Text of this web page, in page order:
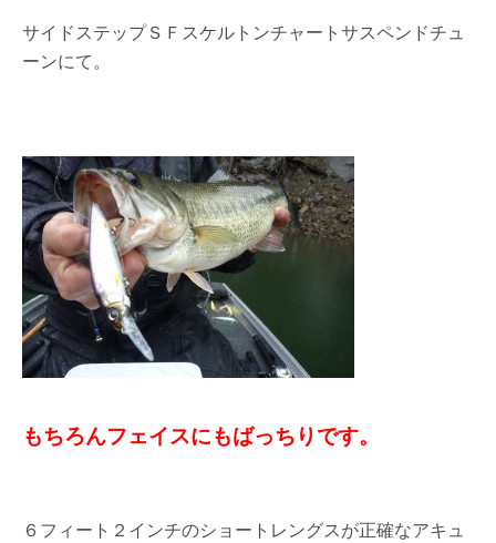
サイドステップＳＦスケルトンチャートサスペンドチュ
ーンにて。
もちろんフェイスにもばっちりです。
６フィート２インチのショートレングスが正確なアキュ